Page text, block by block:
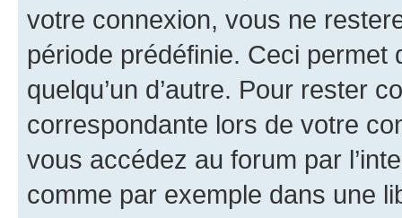
votre connexion, vous ne
période prédéfinie. Ceci permet
quelqu’un d’autre. Pour rester
correspondante lors de votre
vous accédez au forum par
comme par exemple dans une